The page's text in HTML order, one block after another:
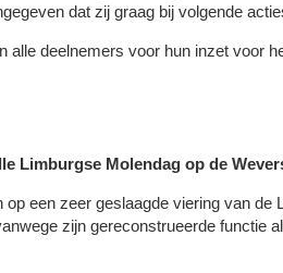
dat zij graag bij volgende
deelnemers voor hun inzet voor
Limburgse Molendag op de
een zeer geslaagde viering van de
zijn gereconstrueerde functie